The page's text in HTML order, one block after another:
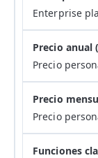
Enterprise
Precio
Precio